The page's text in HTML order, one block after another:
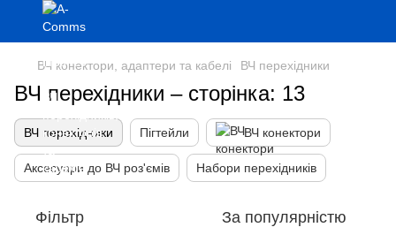
ВЧ конектори, адаптери та кабелі ВЧ перехідники
ВЧ перехідники – сторінка: 13
ВЧ перехідники Пігтейли ВЧ конектори
Аксесуари до ВЧ роз'ємів Набори перехідників
Фільтр За популярністю